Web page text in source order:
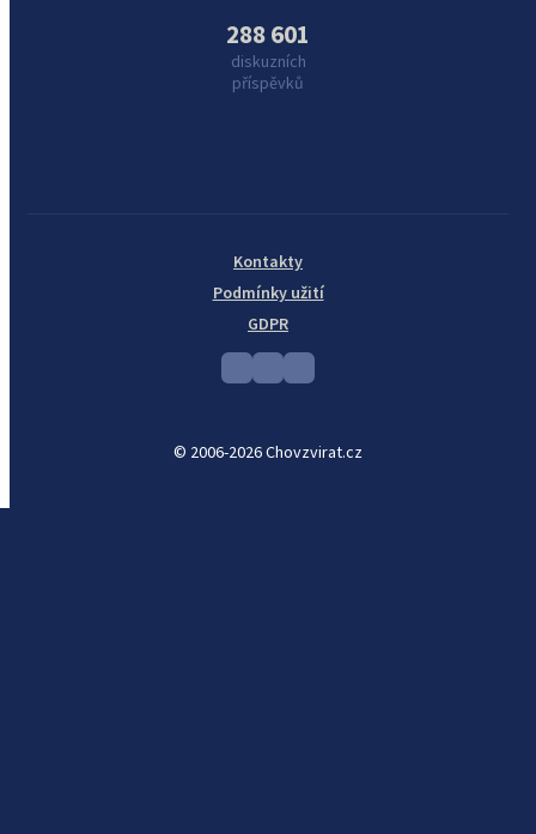
288 601
diskuzních
příspěvků
© 2006-2026 Chovzvirat.cz
Kontakty
Podmínky užití
GDPR